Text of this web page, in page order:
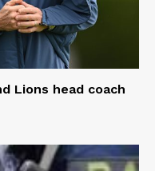
Lions head coach